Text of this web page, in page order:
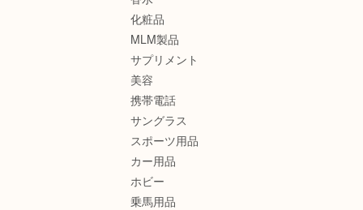
化粧品
MLM製品
サプリメント
美容
携帯電話
サングラス
スポーツ用品
カー用品
ホビー
乗馬用品